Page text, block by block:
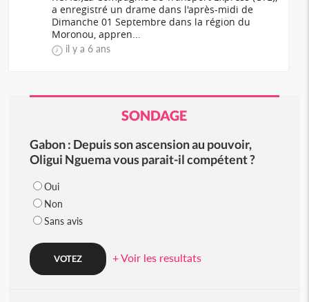
a enregistré un drame dans l'après-midi de
Dimanche 01 Septembre dans la région du
Moronou, appren...
il y a 6 ans
SONDAGE
Gabon : Depuis son ascension au pouvoir,
Oligui Nguema vous parait-il compétent ?
Oui
Non
Sans avis
+ Voir les resultats